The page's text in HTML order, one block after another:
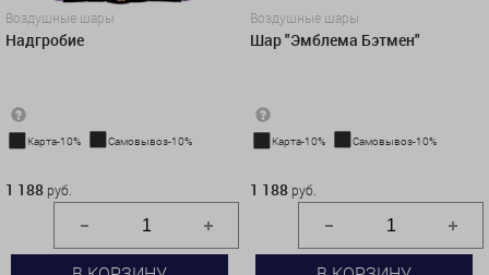
Воздушные шары
Надгробие
Карта-10% Самовывоз-10%
1 188 руб.
Воздушные шары
Шар "Эмблема Бэтмен"
Карта-10% Самовывоз-10%
1 188 руб.